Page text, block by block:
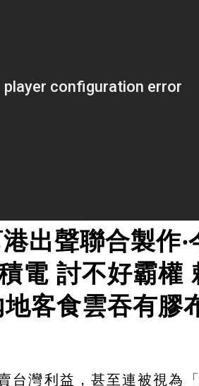
出聲聯合製作‧
電 討不好霸權
客食雲吞有膠
台灣利益，甚至連被視為